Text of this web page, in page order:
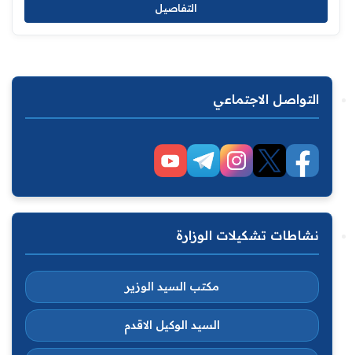
التفاصيل
التواصل الاجتماعي
نشاطات تشكيلات الوزارة
مكتب السيد الوزير
السيد الوكيل الاقدم